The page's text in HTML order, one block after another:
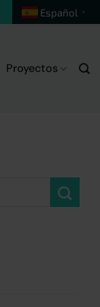
Español ▼
Proyectos